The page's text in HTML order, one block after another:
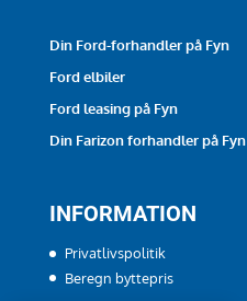
Din Ford-forhandler på Fyn
Ford elbiler
Ford leasing på Fyn
Din Farizon forhandler på Fyn
INFORMATION
Privatlivspolitik
Beregn byttepris